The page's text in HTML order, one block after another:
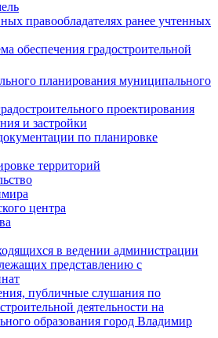
правообладателях ранее учтенных
обеспечения градостроительной
планирования муниципального
проектирования
и застройки
по планировке
территорий
центра
в ведении администрации
представлению с
публичные слушания по
деятельности на
образования город Владимир